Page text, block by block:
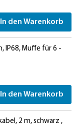
In den Warenkorb
IP68, Muffe für 6 -
In den Warenkorb
2 m, schwarz ,